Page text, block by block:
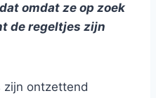
omdat ze op zoek
de regeltjes zijn
zijn ontzettend